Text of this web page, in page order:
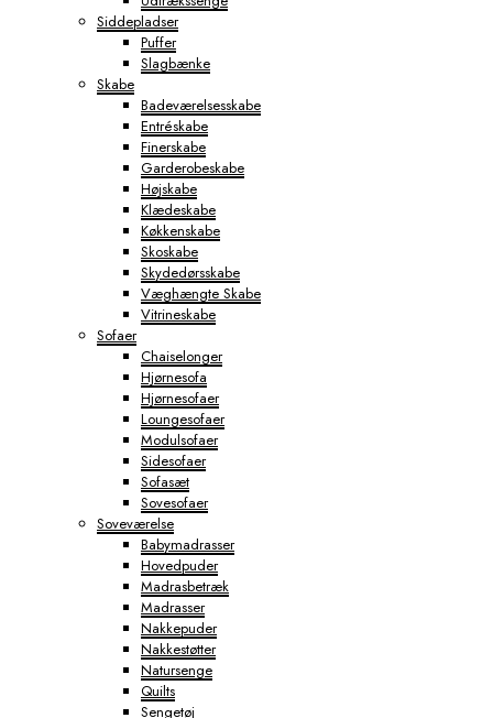
Siddepladser
Puffer
Slagbænke
Skabe
Badeværelsesskabe
Entréskabe
Finerskabe
Garderobeskabe
Højskabe
Klædeskabe
Køkkenskabe
Skoskabe
Skydedørsskabe
Væghængte Skabe
Vitrineskabe
Sofaer
Chaiselonger
Hjørnesofa
Hjørnesofaer
Loungesofaer
Modulsofaer
Sidesofaer
Sofasæt
Sovesofaer
Soveværelse
Babymadrasser
Hovedpuder
Madrasbetræk
Madrasser
Nakkepuder
Nakkestøtter
Natursenge
Quilts
Sengetøj